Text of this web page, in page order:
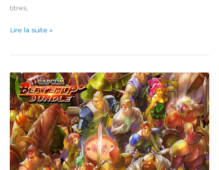
titres,
Namco
Arcade
Lire la suite »